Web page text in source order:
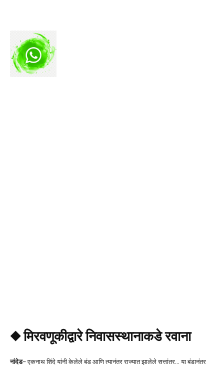
◆ मिरवणूकीद्वारे निवासस्थानाकडे रवाना
नांदेड– एकनाथ शिंदे यांनी केलेले बंड आणि त्यानंतर राज्यात झालेले सत्तांतर… या बंडानंतर